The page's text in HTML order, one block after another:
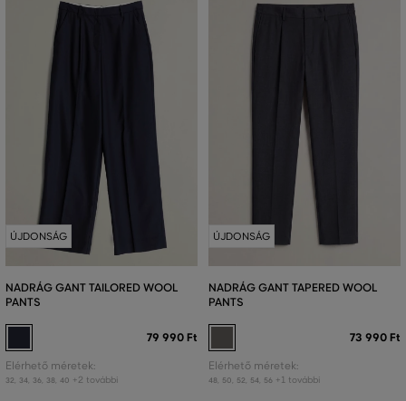
ÚJDONSÁG
NADRÁG GANT TAILORED WOOL
PANTS
79 990 Ft
Elérhető méretek:
32 34 36 38 40 +2 további
ÚJDONSÁG
NADRÁG GANT TAPERED WOOL
PANTS
73 990 Ft
Elérhető méretek:
48 50 52 54 56 +1 további